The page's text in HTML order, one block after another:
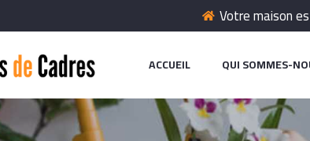
Votre maison
ACCUEIL QUI SOMMES-